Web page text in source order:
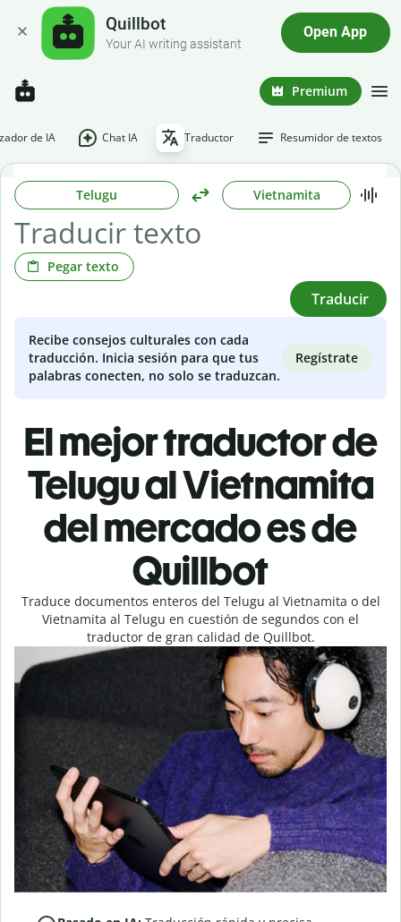
Quillbot
Your AI writing assistant
Open App
Premium
de IA Chat IA Traductor Resumidor de textos
Telugu Vietnamita
Pegar texto
Traducir
Recibe consejos culturales con cada
traducción. Inicia sesión para que tus
palabras conecten, no solo se traduzcan.
Regístrate
El mejor traductor de
Telugu al Vietnamita
del mercado es de
Quillbot
Traduce documentos enteros del Telugu al Vietnamita o del
Vietnamita al Telugu en cuestión de segundos con el
traductor de gran calidad de Quillbot.